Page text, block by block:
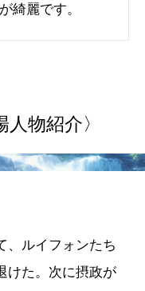
綺麗です。
物紹介〉
ルイフォンたち
けた。次に摂政が